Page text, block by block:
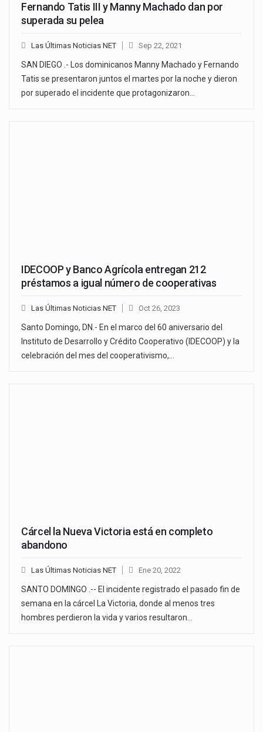
Fernando Tatis III y Manny Machado dan por
superada su pelea
Las Últimas Noticias NET Sep 22, 2021
SAN DIEGO .- Los dominicanos Manny Machado y Fernando
Tatis se presentaron juntos el martes por la noche y dieron
por superado el incidente que protagonizaron…
IDECOOP y Banco Agrícola entregan 212
préstamos a igual número de cooperativas
Las Últimas Noticias NET Oct 26, 2023
Santo Domingo, DN.- En el marco del 60 aniversario del
Instituto de Desarrollo y Crédito Cooperativo (IDECOOP) y la
celebración del mes del cooperativismo,…
Cárcel la Nueva Victoria está en completo
abandono
Las Últimas Noticias NET Ene 20, 2022
SANTO DOMINGO .-- El incidente registrado el pasado fin de
semana en la cárcel La Victoria, donde al menos tres
hombres perdieron la vida y varios resultaron…